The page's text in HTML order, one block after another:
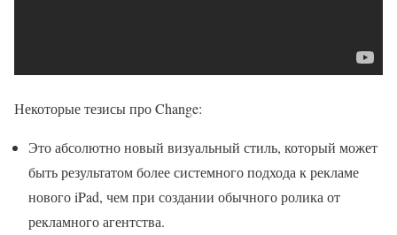
Некоторые тезисы про Change:
Это абсолютно новый визуальный стиль, который может
быть результатом более системного подхода к рекламе
нового iPad, чем при создании обычного ролика от
рекламного агентства.